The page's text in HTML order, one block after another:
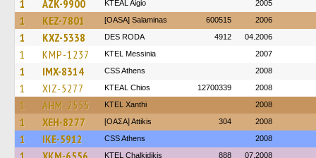
1 AZK-9900 KTEAL Aigio 2005
1 KEZ-7801 [OASA] Salaminas 600515 2006
1 KXZ-5338 DES RODA 4912 04.2006
1 KMP-1237 KTEL Messinia 2007
1 IMX-8314 CSS Athens 2008
1 XIZ-5277 KTEAL Chios 12700339 2008
1 AHM-2555 KTEL Xanthi 2008
1 XEH-8277 [ΟΑΣΑ] Αttikis 304 2008
1 IKE-5912 CSS Athens 2008
ΚΤΕL Chalkidikis 888 07.2008